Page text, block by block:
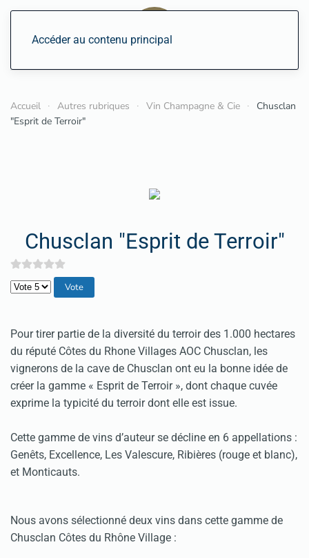
Accéder au contenu principal
Accueil Autres rubriques Vin Champagne & Cie
Chusclan
"Esprit de Terroir"
Chusclan "Esprit de Terroir"
Veuillez voter
Pour tirer partie de la diversité du terroir des 1.000 hectares
du réputé Côtes du Rhone Villages AOC Chusclan, les
vignerons de la cave de Chusclan ont eu la bonne idée de
créer la gamme « Esprit de Terroir », dont chaque cuvée
exprime la typicité du terroir dont elle est issue.
Cette gamme de vins d’auteur se décline en 6 appellations :
Genêts, Excellence, Les Valescure, Ribières (rouge et blanc),
et Monticauts.
Nous avons sélectionné deux vins dans cette gamme de
Chusclan Côtes du Rhône Village :